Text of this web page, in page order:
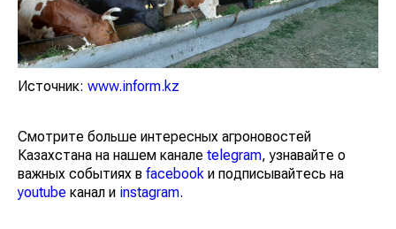
Источник: www.inform.kz
Смотрите больше интересных агроновостей
Казахстана на нашем канале telegram, узнавайте о
важных событиях в facebook и подписывайтесь на
youtube канал и instagram.